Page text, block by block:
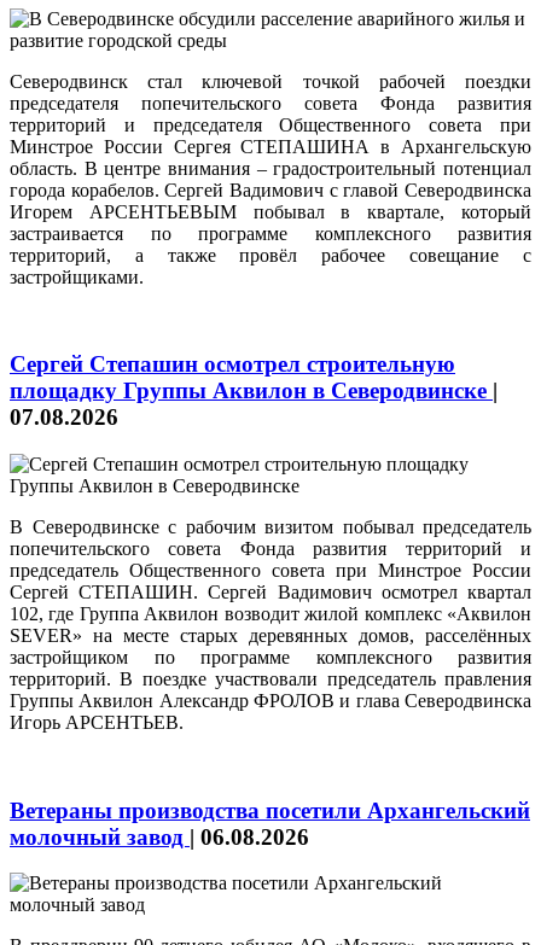
Северодвинск стал ключевой точкой рабочей поездки
председателя попечительского совета Фонда развития
территорий и председателя Общественного совета при
Минстрое России Сергея СТЕПАШИНА в Архангельскую
область. В центре внимания – градостроительный потенциал
города корабелов. Сергей Вадимович с главой Северодвинска
Игорем АРСЕНТЬЕВЫМ побывал в квартале, который
застраивается по программе комплексного развития
территорий, а также провёл рабочее совещание с
застройщиками.
Сергей Степашин осмотрел строительную
площадку Группы Аквилон в Северодвинске |
07.08.2026
В Северодвинске с рабочим визитом побывал председатель
попечительского совета Фонда развития территорий и
председатель Общественного совета при Минстрое России
Сергей СТЕПАШИН. Сергей Вадимович осмотрел квартал
102, где Группа Аквилон возводит жилой комплекс «Аквилон
SEVER» на месте старых деревянных домов, расселённых
застройщиком по программе комплексного развития
территорий. В поездке участвовали председатель правления
Группы Аквилон Александр ФРОЛОВ и глава Северодвинска
Игорь АРСЕНТЬЕВ.
Ветераны производства посетили Архангельский
молочный завод | 06.08.2026